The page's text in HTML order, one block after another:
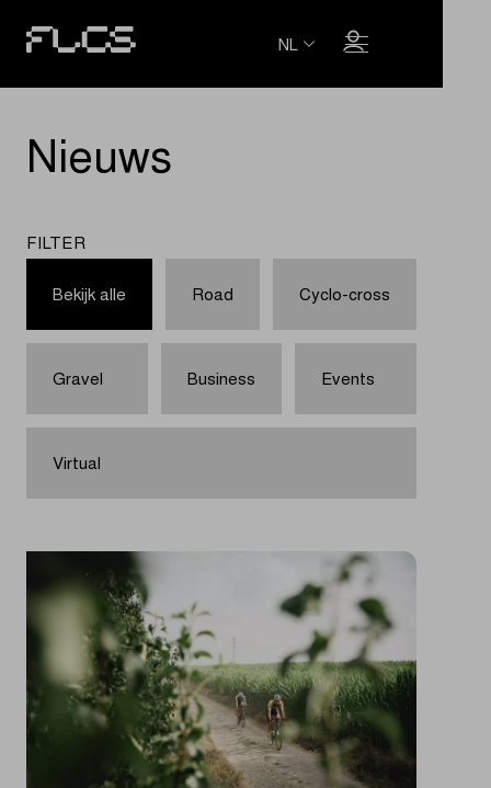
NL
Nieuws
FILTER
Bekijk alle Road Cyclo-cross
Gravel Business Events
Virtual